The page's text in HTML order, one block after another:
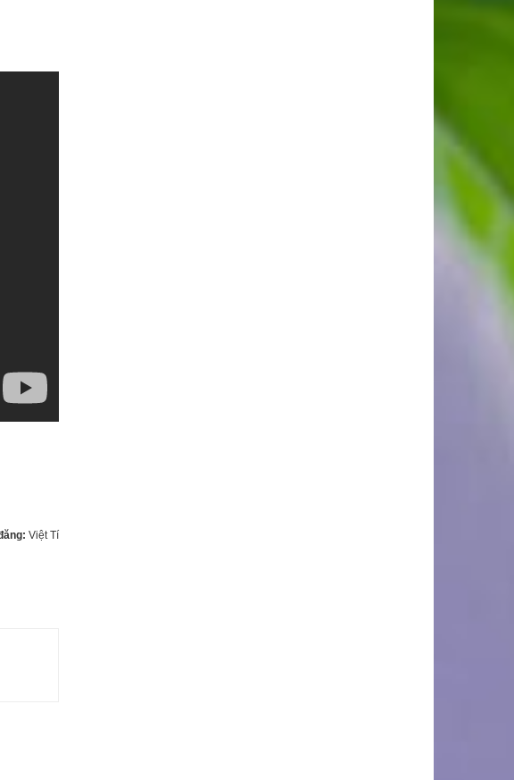
Việt Tí